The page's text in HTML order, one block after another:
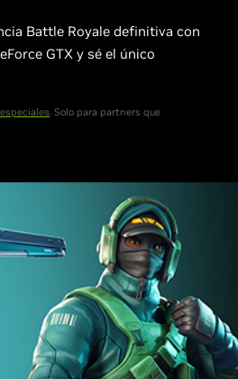
Battle Royale definitiva con
GTX y sé el único
. Solo para partners que